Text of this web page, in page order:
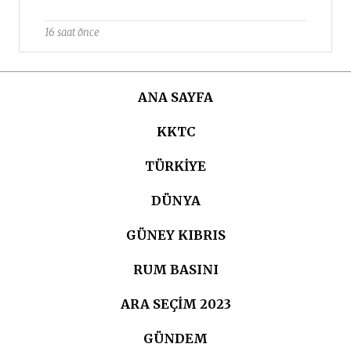
16 saat önce
ANA SAYFA
KKTC
TÜRKIYE
DÜNYA
GÜNEY KIBRIS
RUM BASINI
ARA SEÇIM 2023
GÜNDEM